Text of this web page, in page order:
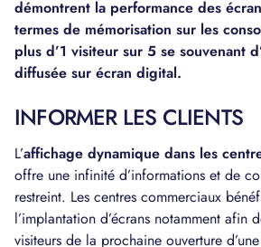
démontrent la performance des
termes de mémorisation sur les
plus d’1 visiteur sur 5 se souvenant
diffusée sur écran digital.
INFORMER LES CLIENTS
L’affichage dynamique dans les
offre une infinité d’informations et de
restreint. Les centres commerciaux
l’implantation d’écrans notamment afin
visiteurs de la prochaine ouverture